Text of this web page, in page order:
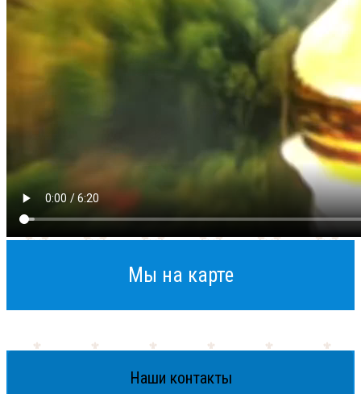
Мы на карте
Наши контакты